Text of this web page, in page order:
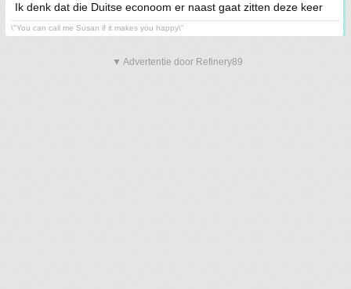
Ik denk dat die Duitse econoom er naast gaat zitten deze keer
\"You can call me Susan if it makes you happy\"
▼ Advertentie door Refinery89